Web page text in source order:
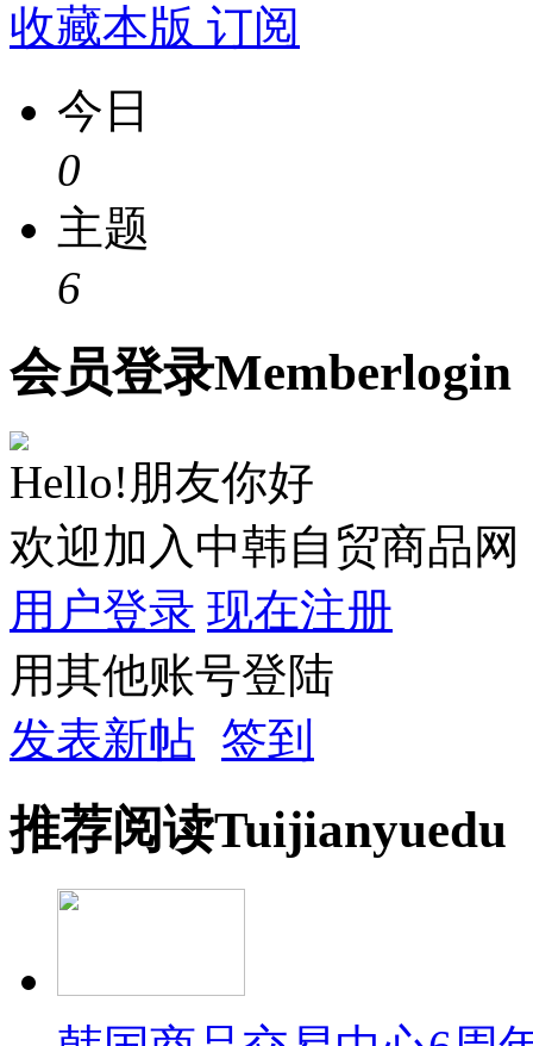
收藏本版 订阅
今日
0
主题
6
会员登录Memberlogin
Hello!朋友你好
欢迎加入中韩自贸商品网
用户登录 现在注册
用其他账号登陆
发表新帖 签到
推荐阅读Tuijianyuedu